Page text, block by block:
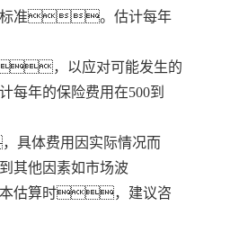
标准。估计每年
，以应对可能发生的
年的保险费用在500到
具体费用因实际情况而
他因素如市场波
估算时，建议咨